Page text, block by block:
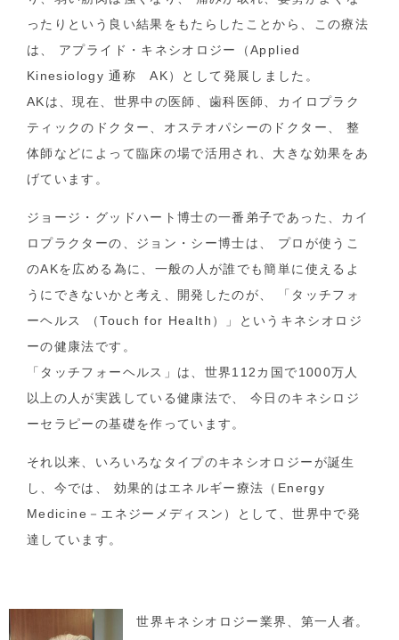
ったりという良い結果をもたらしたことから、この療法
は、 アプライド・キネシオロジー（Applied
Kinesiology 通称 AK）として発展しました。
AKは、現在、世界中の医師、歯科医師、カイロプラク
ティックのドクター、オステオパシーのドクター、 整
体師などによって臨床の場で活用され、大きな効果をあ
げています。
ジョージ・グッドハート博士の一番弟子であった、カイ
ロプラクターの、ジョン・シー博士は、 プロが使うこ
のAKを広める為に、一般の人が誰でも簡単に使えるよ
うにできないかと考え、開発したのが、 「タッチフォ
ーヘルス （Touch for Health）」というキネシオロジ
ーの健康法です。
「タッチフォーヘルス」は、世界112カ国で1000万人
以上の人が実践している健康法で、 今日のキネシロジ
ーセラピーの基礎を作っています。
それ以来、いろいろなタイプのキネシオロジーが誕生
し、今では、 効果的はエネルギー療法（Energy
Medicine－エネジーメディスン）として、世界中で発
達しています。
世界キネシオロジー業界、第一人者。